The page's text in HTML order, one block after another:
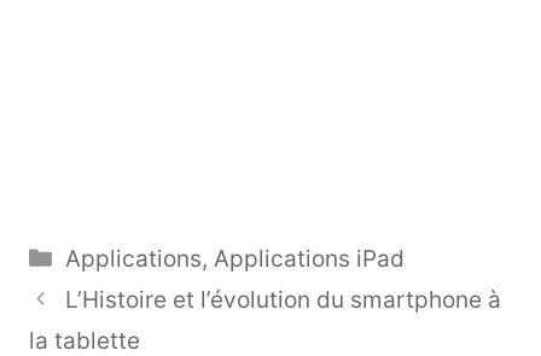
Catégories
Applications,Applications iPad
L’Histoire et l’évolution du smartphone à
la tablette